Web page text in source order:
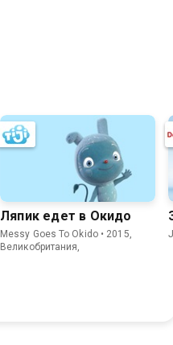
Ляпик едет в Окидо
Messy Goes To Okido • 2015,
Великобритания,